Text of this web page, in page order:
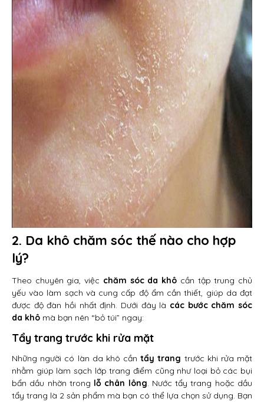
2. Da khô chăm sóc thế nào cho hợp
lý?
Theo chuyên gia, việc chăm sóc da khô cần tập trung chủ
yếu vào làm sạch và cung cấp độ ẩm cần thiết, giúp da đạt
được độ đàn hồi nhất định. Dưới đây là các bước chăm sóc
da khô mà bạn nên “bỏ túi” ngay:
Tẩy trang trước khi rửa mặt
Những người có làn da khô cầntẩy trang trước khi rửa mặt
nhằm giúp làm sạch lớp trang điểm cũng như loại bỏ các bụi
bẩn dầu nhờn trong lỗ chân lông. Nước tẩy trang hoặc dầu
tẩy trang là 2 sản phẩm mà bạn có thể lựa chọn sử dụng. Bạn